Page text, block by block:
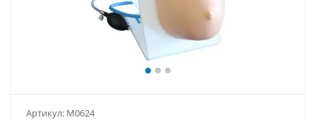
Артикул: М0624